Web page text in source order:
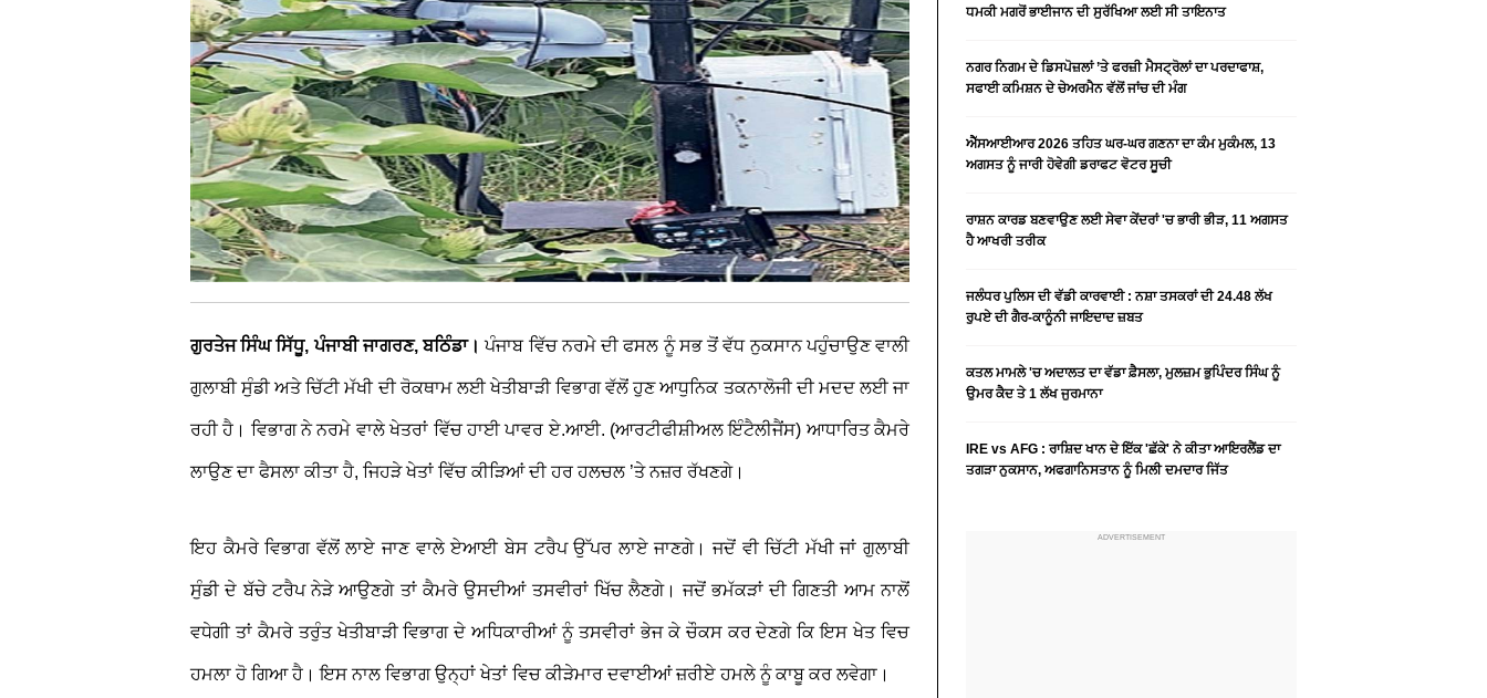
ਗੁਰਤੇਜ ਸਿੰਘ ਸਿੱਧੂ, ਪੰਜਾਬੀ ਜਾਗਰਣ, ਬਠਿੰਡਾ। ਪੰਜਾਬ ਵਿੱਚ ਨਰਮੇ ਦੀ ਫਸਲ ਨੂੰ ਸਭ ਤੋਂ ਵੱਧ ਨੁਕਸਾਨ ਪਹੁੰਚਾਉਣ ਵਾਲੀ
ਗੁਲਾਬੀ ਸੁੰਡੀ ਅਤੇ ਚਿੱਟੀ ਮੱਖੀ ਦੀ ਰੋਕਥਾਮ ਲਈ ਖੇਤੀਬਾੜੀ ਵਿਭਾਗ ਵੱਲੋਂ ਹੁਣ ਆਧੁਨਿਕ ਤਕਨਾਲੋਜੀ ਦੀ ਮਦਦ ਲਈ ਜਾ
ਰਹੀ ਹੈ। ਵਿਭਾਗ ਨੇ ਨਰਮੇ ਵਾਲੇ ਖੇਤਰਾਂ ਵਿੱਚ ਹਾਈ ਪਾਵਰ ਏ.ਆਈ. (ਆਰਟੀਫੀਸ਼ੀਅਲ ਇੰਟੈਲੀਜੈਂਸ) ਆਧਾਰਿਤ ਕੈਮਰੇ
ਲਾਉਣ ਦਾ ਫੈਸਲਾ ਕੀਤਾ ਹੈ, ਜਿਹੜੇ ਖੇਤਾਂ ਵਿੱਚ ਕੀੜਿਆਂ ਦੀ ਹਰ ਹਲਚਲ ’ਤੇ ਨਜ਼ਰ ਰੱਖਣਗੇ।
ਇਹ ਕੈਮਰੇ ਵਿਭਾਗ ਵੱਲੋਂ ਲਾਏ ਜਾਣ ਵਾਲੇ ਏਆਈ ਬੇਸ ਟਰੈਪ ਉੱਪਰ ਲਾਏ ਜਾਣਗੇ। ਜਦੋਂ ਵੀ ਚਿੱਟੀ ਮੱਖੀ ਜਾਂ ਗੁਲਾਬੀ
ਸੁੰਡੀ ਦੇ ਬੱਚੇ ਟਰੈਪ ਨੇੜੇ ਆਉਣਗੇ ਤਾਂ ਕੈਮਰੇ ਉਸਦੀਆਂ ਤਸਵੀਰਾਂ ਖਿੱਚ ਲੈਣਗੇ। ਜਦੋਂ ਭਮੱਕੜਾਂ ਦੀ ਗਿਣਤੀ ਆਮ ਨਾਲੋਂ
ਵਧੇਗੀ ਤਾਂ ਕੈਮਰੇ ਤਰੁੰਤ ਖੇਤੀਬਾੜੀ ਵਿਭਾਗ ਦੇ ਅਧਿਕਾਰੀਆਂ ਨੂੰ ਤਸਵੀਰਾਂ ਭੇਜ ਕੇ ਚੌਕਸ ਕਰ ਦੇਣਗੇ ਕਿ ਇਸ ਖੇਤ ਵਿਚ
ਹਮਲਾ ਹੋ ਗਿਆ ਹੈ। ਇਸ ਨਾਲ ਵਿਭਾਗ ਉਨ੍ਹਾਂ ਖੇਤਾਂ ਵਿਚ ਕੀੜੇਮਾਰ ਦਵਾਈਆਂ ਜ਼ਰੀਏ ਹਮਲੇ ਨੂੰ ਕਾਬੂ ਕਰ ਲਵੇਗਾ।
ਧਮਕੀ ਮਗਰੋਂ ਭਾਈਜਾਨ ਦੀ ਸੁਰੱਖਿਆ ਲਈ ਸੀ ਤਾਇਨਾਤ
ਨਗਰ ਨਿਗਮ ਦੇ ਡਿਸਪੋਜ਼ਲਾਂ ’ਤੇ ਫਰਜ਼ੀ ਮੈਸਟ੍ਰੋਲਾਂ ਦਾ ਪਰਦਾਫਾਸ਼,
ਸਫਾਈ ਕਮਿਸ਼ਨ ਦੇ ਚੇਅਰਮੈਨ ਵੱਲੋਂ ਜਾਂਚ ਦੀ ਮੰਗ
ਐੱਸਆਈਆਰ 2026 ਤਹਿਤ ਘਰ-ਘਰ ਗਣਨਾ ਦਾ ਕੰਮ ਮੁਕੰਮਲ, 13
ਅਗਸਤ ਨੂੰ ਜਾਰੀ ਹੋਵੇਗੀ ਡਰਾਫਟ ਵੋਟਰ ਸੂਚੀ
ਰਾਸ਼ਨ ਕਾਰਡ ਬਣਵਾਉਣ ਲਈ ਸੇਵਾ ਕੇਂਦਰਾਂ 'ਚ ਭਾਰੀ ਭੀੜ, 11 ਅਗਸਤ
ਹੈ ਆਖਰੀ ਤਰੀਕ
ਜਲੰਧਰ ਪੁਲਿਸ ਦੀ ਵੱਡੀ ਕਾਰਵਾਈ : ਨਸ਼ਾ ਤਸਕਰਾਂ ਦੀ 24.48 ਲੱਖ
ਰੁਪਏ ਦੀ ਗੈਰ-ਕਾਨੂੰਨੀ ਜਾਇਦਾਦ ਜ਼ਬਤ
ਕਤਲ ਮਾਮਲੇ 'ਚ ਅਦਾਲਤ ਦਾ ਵੱਡਾ ਫ਼ੈਸਲਾ, ਮੁਲਜ਼ਮ ਭੁਪਿੰਦਰ ਸਿੰਘ ਨੂੰ
ਉਮਰ ਕੈਦ ਤੇ 1 ਲੱਖ ਜੁਰਮਾਨਾ
IRE vs AFG : ਰਾਸ਼ਿਦ ਖਾਨ ਦੇ ਇੱਕ 'ਛੱਕੇ' ਨੇ ਕੀਤਾ ਆਇਰਲੈਂਡ ਦਾ
ਤਗੜਾ ਨੁਕਸਾਨ, ਅਫਗਾਨਿਸਤਾਨ ਨੂੰ ਮਿਲੀ ਦਮਦਾਰ ਜਿੱਤ